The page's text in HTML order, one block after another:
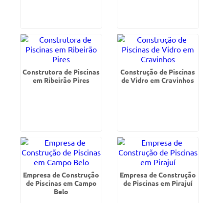
Construtora de Piscinas
em Ribeirão Pires
Construção de Piscinas
de Vidro em Cravinhos
Empresa de Construção
de Piscinas em Campo
Belo
Empresa de Construção
de Piscinas em Pirajuí